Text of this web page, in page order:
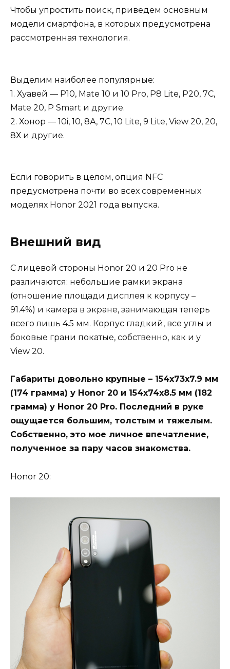
Чтобы упростить поиск, приведем основным
модели смартфона, в которых предусмотрена
рассмотренная технология.
Выделим наиболее популярные:
1. Хуавей — P10, Mate 10 и 10 Pro, P8 Lite, P20, 7C,
Mate 20, P Smart и другие.
2. Хонор — 10i, 10, 8А, 7С, 10 Lite, 9 Lite, View 20, 20,
8Х и другие.
Если говорить в целом, опция NFC
предусмотрена почти во всех современных
моделях Honor 2021 года выпуска.
Внешний вид
С лицевой стороны Honor 20 и 20 Pro не
различаются: небольшие рамки экрана
(отношение площади дисплея к корпусу –
91.4%) и камера в экране, занимающая теперь
всего лишь 4.5 мм. Корпус гладкий, все углы и
боковые грани покатые, собственно, как и у
View 20.
Габариты довольно крупные – 154х73х7.9 мм
(174 грамма) у Honor 20 и 154х74х8.5 мм (182
грамма) у Honor 20 Pro. Последний в руке
ощущается большим, толстым и тяжелым.
Собственно, это мое личное впечатление,
полученное за пару часов знакомства.
Honor 20: